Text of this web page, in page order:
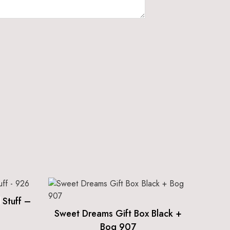
Stuff –
Sweet Dreams Gift Box Black +
Bog 907